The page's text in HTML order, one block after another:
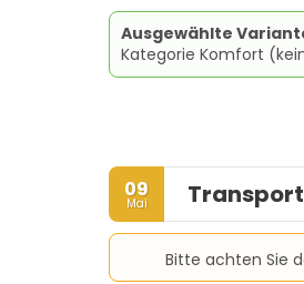
Ausgewählte
Kategorie Komfort
09
Mai
Bitte achten Sie